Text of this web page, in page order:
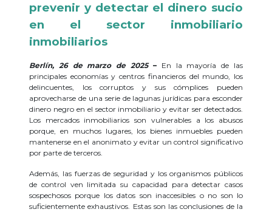
prevenir y detectar el dinero sucio
en el sector inmobiliario
inmobiliarios
Berlín, 26 de marzo de 2025 –En la mayoría de las
principales economías y centros financieros del mundo, los
delincuentes, los corruptos y sus cómplices pueden
aprovecharse de una serie de lagunas jurídicas para esconder
dinero negro en el sector inmobiliario y evitar ser detectados.
Los mercados inmobiliarios son vulnerables a los abusos
porque, en muchos lugares, los bienes inmuebles pueden
mantenerse en el anonimato y evitar un control significativo
por parte de terceros.
Además, las fuerzas de seguridad y los organismos públicos
de control ven limitada su capacidad para detectar casos
sospechosos porque los datos son inaccesibles o no son lo
suficientemente exhaustivos. Estas son las conclusiones de la